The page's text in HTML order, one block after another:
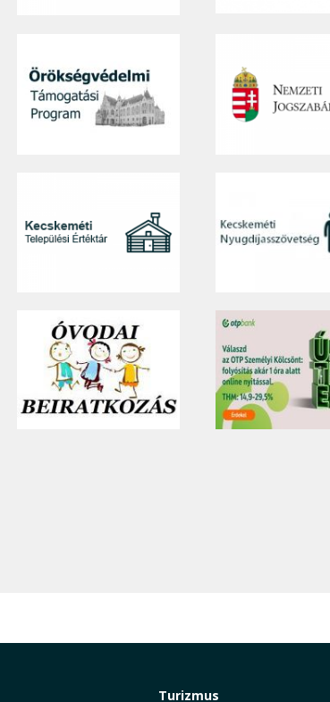
Turizmus